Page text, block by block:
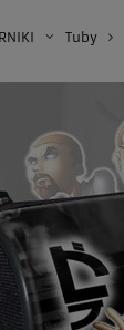
Tuby